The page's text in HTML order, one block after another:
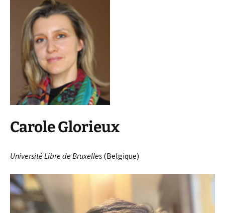
Carole Glorieux
Université Libre de Bruxelles (Belgique)